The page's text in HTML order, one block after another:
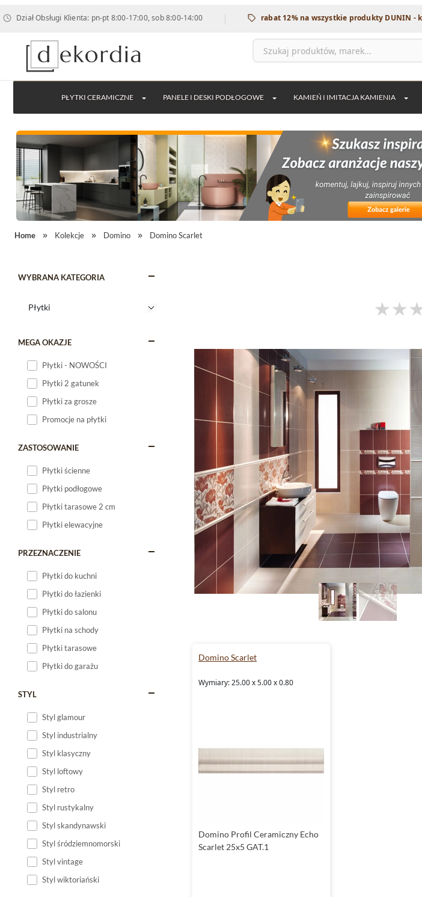
Obsługi Klienta: pn-pt 8:00-17:00, sob 8:00-14:00 | rabat 12% na wszystkie produkty DUNIN - kod
PŁYTKI CERAMICZNE PANELE I DESKI PODŁOGOWE KAMIEŃ I IMITACJA KAMIENIA
Home Kolekcje Domino Domino Scarlet
WYBRANA KATEGORIA
MEGA OKAZJE
Płytki - NOWOŚCI
Płytki 2 gatunek
Płytki za grosze
Promocje na płytki
ZASTOSOWANIE
Płytki ścienne
Płytki podłogowe
Płytki tarasowe 2 cm
Płytki elewacyjne
PRZEZNACZENIE
Płytki do kuchni
Płytki do łazienki
Płytki do salonu
Płytki na schody
Płytki tarasowe
Płytki do garażu
STYL
Styl glamour
Styl industrialny
Styl klasyczny
Styl loftowy
Styl retro
Styl rustykalny
Styl skandynawski
Styl śródziemnomorski
Styl vintage
Styl wiktoriański
Domino Scarlet
Wymiary: 25.00 x 5.00 x 0.80
Domino Profil Ceramiczny Echo
Scarlet 25x5 GAT.1